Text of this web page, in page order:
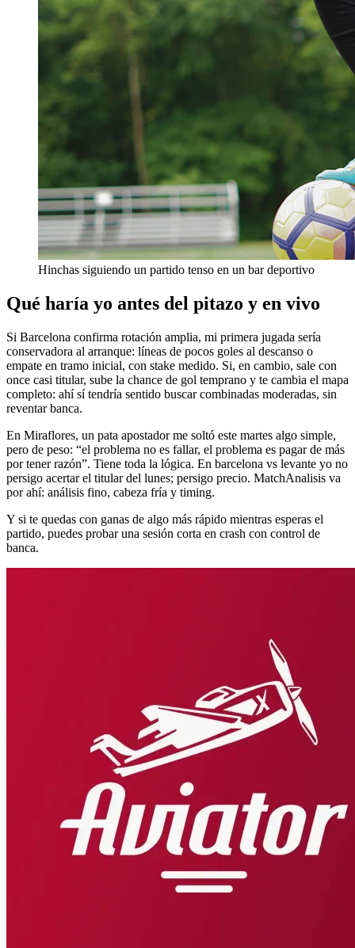
Hinchas siguiendo un partido tenso en un bar deportivo
Qué haría yo antes del pitazo y en vivo
Si Barcelona confirma rotación amplia, mi primera jugada sería
conservadora al arranque: líneas de pocos goles al descanso o
empate en tramo inicial, con stake medido. Si, en cambio, sale con
once casi titular, sube la chance de gol temprano y te cambia el mapa
completo: ahí sí tendría sentido buscar combinadas moderadas, sin
reventar banca.
En Miraflores, un pata apostador me soltó este martes algo simple,
pero de peso: “el problema no es fallar, el problema es pagar de más
por tener razón”. Tiene toda la lógica. En barcelona vs levante yo no
persigo acertar el titular del lunes; persigo precio. MatchAnalisis va
por ahí: análisis fino, cabeza fría y timing.
Y si te quedas con ganas de algo más rápido mientras esperas el
partido, puedes probar una sesión corta en crash con control de
banca.